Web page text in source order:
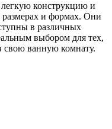
конструкцию и
и формах. Они
в различных
выбором для тех,
свою ванную комнату.